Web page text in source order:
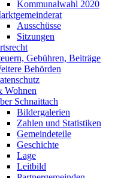
Kommunalwahl 2020
Ausschüsse
Sitzungen
Gebühren, Beiträge
Behörden
Wohnen
Schnaittach
Bildergalerien
Zahlen und Statistiken
Gemeindeteile
Geschichte
Lage
Leitbild